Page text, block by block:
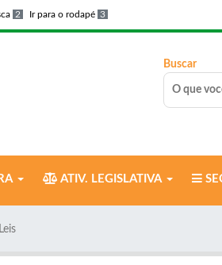
2 Ir para o rodapé 3
Buscar
ATIV. LEGISLATIVA
Leis